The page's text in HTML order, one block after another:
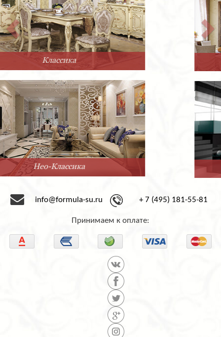
Прованс
Минимализм
info@formula-su.ru + 7 (495) 181-55-81
Принимаем к оплате: